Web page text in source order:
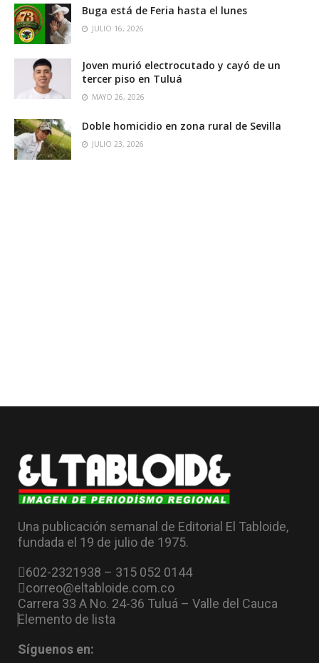
Buga está de Feria hasta el lunes
JULIO 16, 2026
Joven murió electrocutado y cayó de un
tercer piso en Tuluá
MAYO 26, 2026
Doble homicidio en zona rural de Sevilla
JULIO 23, 2026
Una publicación semanal de Editorial El Tabloide,
fundada el 19 de julio de 1975.
602-2321938 – 315 052 0144
correo@eltabloide.com.co
Carrera 33 A No. 24-36 Tuluá – Valle del Cauca
Elemento de lista
Síguenos en: